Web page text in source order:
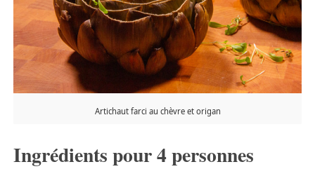
Artichaut farci au chèvre et origan
Ingrédients pour 4 personnes